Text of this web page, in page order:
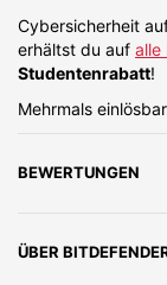
Cybersicherheit
erhältst du auf alle
Studentenrabatt!
Mehrmals
BEWERTUNGEN
ÜBER